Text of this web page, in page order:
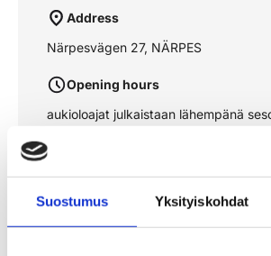
Suostumus Yksityiskohdat
Address
Närpesvägen 27, NÄRPES
Opening hours
aukioloajat julkaistaan lähempänä
See the route on the map